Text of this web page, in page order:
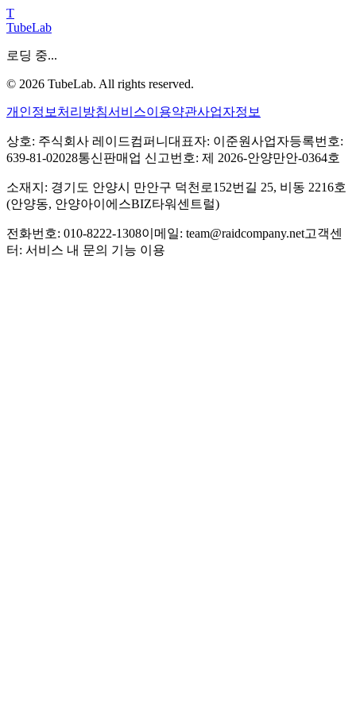
T
TubeLab
로딩 중...
© 2026 TubeLab. All rights reserved.
개인정보처리방침서비스이용약관사업자정보
상호: 주식회사 레이드컴퍼니 대표자: 이준원사업자등록번호:
639-81-02028통신판매업 신고번호: 제 2026-안양만안-0364호
소재지: 경기도 안양시 만안구 덕천로152번길 25, 비동 2216호
(안양동, 안양아이에스BIZ타워센트럴)
전화번호: 010-8222-1308이메일: team@raidcompany.net고객센
터: 서비스 내 문의 기능 이용